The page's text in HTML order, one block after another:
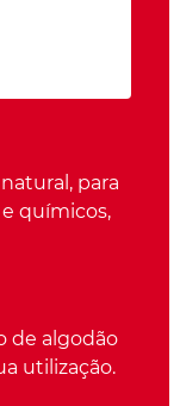
para
químicos,
de algodão
utilização.